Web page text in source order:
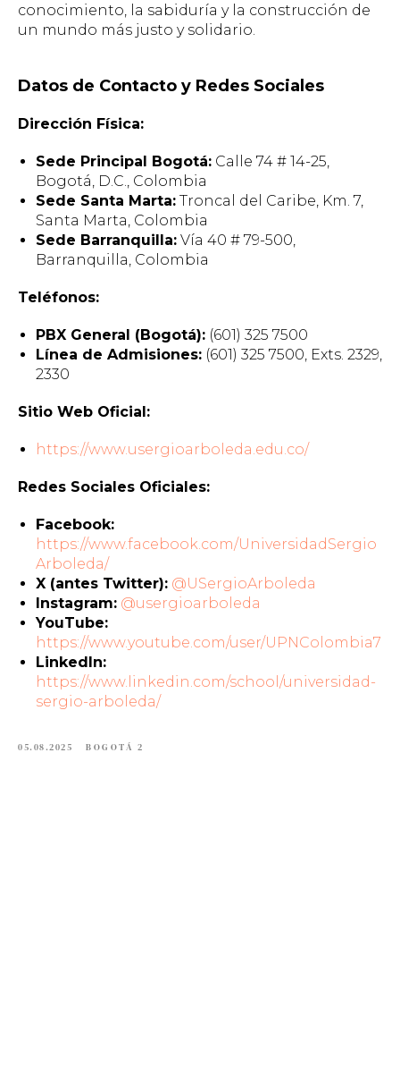
conocimiento, la sabiduría y la construcción de
un mundo más justo y solidario.
Datos de Contacto y Redes Sociales
Dirección Física:
Sede Principal Bogotá: Calle 74 # 14-25,
Bogotá, D.C., Colombia
Sede Santa Marta: Troncal del Caribe, Km. 7,
Santa Marta, Colombia
Sede Barranquilla: Vía 40 # 79-500,
Barranquilla, Colombia
Teléfonos:
PBX General (Bogotá): (601) 325 7500
Línea de Admisiones: (601) 325 7500, Exts. 2329,
2330
Sitio Web Oficial:
https://www.usergioarboleda.edu.co/
Redes Sociales Oficiales:
Facebook:
https://www.facebook.com/UniversidadSergio
Arboleda/
X (antes Twitter): @USergioArboleda
Instagram: @usergioarboleda
YouTube:
https://www.youtube.com/user/UPNColombia7
LinkedIn:
https://www.linkedin.com/school/universidad-
sergio-arboleda/
05.08.2025 BOGOTÁ 2